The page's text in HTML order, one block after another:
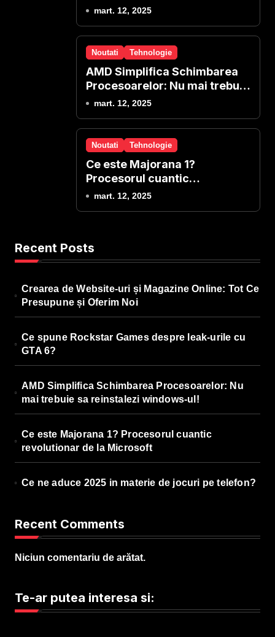
mart. 12, 2025
Noutati Tehnologie
AMD Simplifica Schimbarea
Procesoarelor: Nu mai trebuie
sa reinstalezi windows-ul!
mart. 12, 2025
Noutati Tehnologie
Ce este Majorana 1?
Procesorul cuantic
revolutionar de la Microsoft
mart. 12, 2025
Recent Posts
Crearea de Website-uri și Magazine Online: Tot Ce
Presupune și Oferim Noi
Ce spune Rockstar Games despre leak-urile cu
GTA 6?
AMD Simplifica Schimbarea Procesoarelor: Nu
mai trebuie sa reinstalezi windows-ul!
Ce este Majorana 1? Procesorul cuantic
revolutionar de la Microsoft
Ce ne aduce 2025 in materie de jocuri pe telefon?
Recent Comments
Niciun comentariu de arătat.
Te-ar putea interesa si: